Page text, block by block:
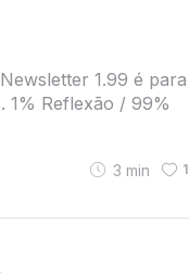
1.99 é para
1% Reflexão / 99%
3 min 1